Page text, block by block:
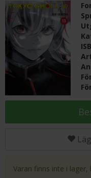
Varan finns inte i lager,